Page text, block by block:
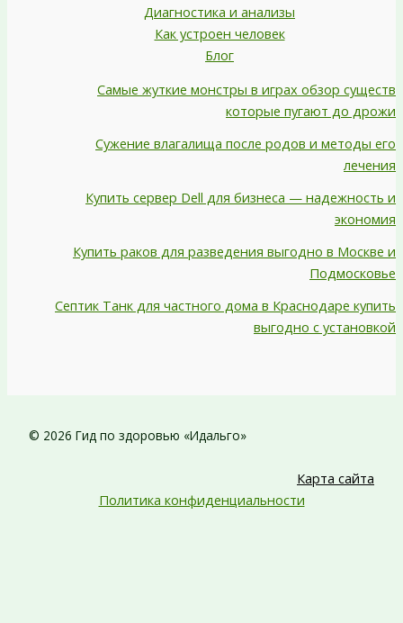
Диагностика и анализы
Как устроен человек
Блог
Самые жуткие монстры в играх обзор существ
которые пугают до дрожи
Сужение влагалища после родов и методы его
лечения
Купить сервер Dell для бизнеса — надежность и
экономия
Купить раков для разведения выгодно в Москве и
Подмосковье
Септик Танк для частного дома в Краснодаре купить
выгодно с установкой
© 2026 Гид по здоровью «Идальго»
Карта сайта
Политика конфиденциальности